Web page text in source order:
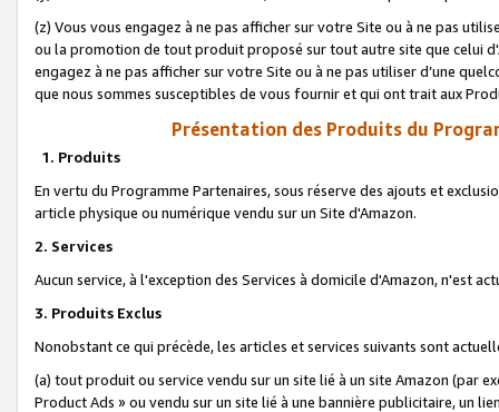
(z) Vous vous engagez à ne pas afficher sur votre Site ou à ne pas
ou la promotion de tout produit proposé sur tout autre site que celui
engagez à ne pas afficher sur votre Site ou à ne pas utiliser d’une
que nous sommes susceptibles de vous fournir et qui ont trait aux
Présentation des Produits du
1. Produits
En vertu du Programme Partenaires, sous réserve des ajouts et
article physique ou numérique vendu sur un Site d'Amazon.
2. Services
Aucun service, à l'exception des Services à domicile d'Amazon, n'est
3. Produits Exclus
Nonobstant ce qui précède, les articles et services suivants sont
(a) tout produit ou service vendu sur un site lié à un site Amazon (par
Product Ads » ou vendu sur un site lié à une bannière publicitaire, un